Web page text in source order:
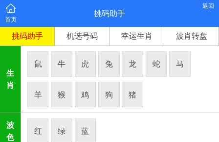
首页
挑码助手
返回
挑码助手 机选号码 幸运生肖 波肖转盘
生
肖
鼠 牛 虎 兔 龙 蛇 马
羊 猴 鸡 狗 猪
波
色
红 绿 蓝